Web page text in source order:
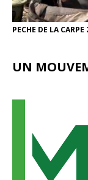
PECHE DE LA CARPE
UN